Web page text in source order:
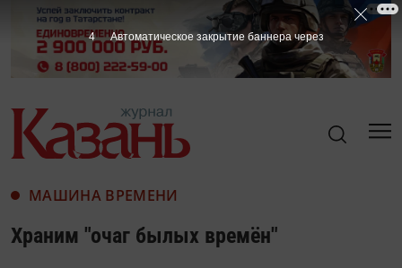
МАШИНА ВРЕМЕНИ
Храним "очаг былых времён"
3 Автоматическое закрытие баннера через